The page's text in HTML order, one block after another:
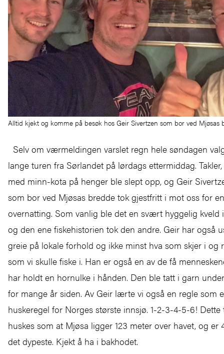
Alltid kjekt og komme på besøk hos Geir Sivertzen som bor ved Mjøsas
Selv om værmeldingen varslet regn hele søndagen
lange turen fra Sørlandet på lørdags ettermiddag.
med minn-kota på henger ble slept opp, og Geir
som bor ved Mjøsas bredde tok gjestfritt i mot oss for
overnatting. Som vanlig ble det en svært hyggelig kveld
og den ene fiskehistorien tok den andre. Geir har også
greie på lokale forhold og ikke minst hva som skjer i og
som vi skulle fiske i. Han er også en av de få
har holdt en hornulke i hånden. Den ble tatt i garn
for mange år siden. Av Geir lærte vi også en regle som
huskeregel for Norges største innsjø. 1-2-3-4-5-6! Dette
huskes som at Mjøsa ligger 123 meter over havet, og er
det dypeste. Kjekt å ha i bakhodet.